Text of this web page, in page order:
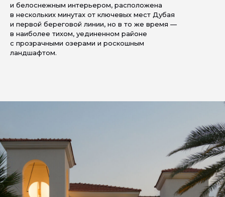
и белоснежным интерьером, расположена
в нескольких минутах от ключевых мест Дубая
и первой береговой линии, но в то же время —
в наиболее тихом, уединенном районе
с прозрачными озерами и роскошным
ландшафтом.